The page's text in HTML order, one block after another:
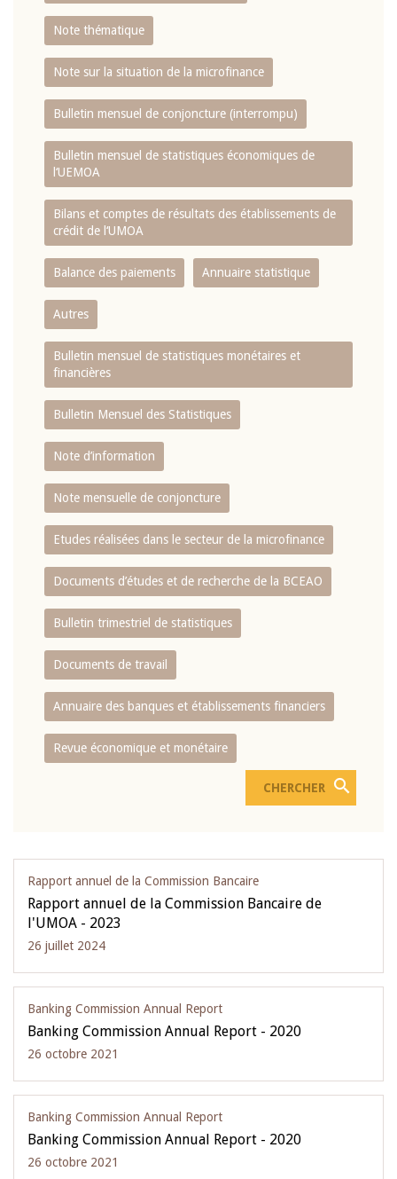
Note thématique
Note sur la situation de la microfinance
Bulletin mensuel de conjoncture (interrompu)
Bulletin mensuel de statistiques économiques de
l‘UEMOA
Bilans et comptes de résultats des établissements de
crédit de l‘UMOA
Balance des paiements Annuaire statistique
Autres
Bulletin mensuel de statistiques monétaires et
financières
Bulletin Mensuel des Statistiques
Note d’information
Note mensuelle de conjoncture
Etudes réalisées dans le secteur de la microfinance
Documents d’études et de recherche de la BCEAO
Bulletin trimestriel de statistiques
Documents de travail
Annuaire des banques et établissements financiers
Revue économique et monétaire
Rapport annuel de la Commission Bancaire
Rapport annuel de la Commission Bancaire de
l'UMOA - 2023
26 juillet 2024
Banking Commission Annual Report
Banking Commission Annual Report - 2020
26 octobre 2021
Banking Commission Annual Report
Banking Commission Annual Report - 2020
26 octobre 2021